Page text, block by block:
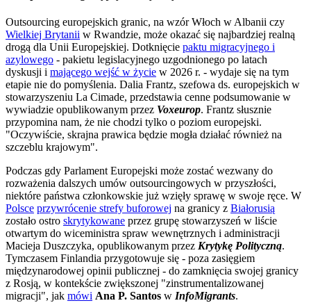
Outsourcing europejskich granic, na wzór Włoch w Albanii czy
Wielkiej Brytanii w Rwandzie, może okazać się najbardziej realną
drogą dla Unii Europejskiej. Dotknięcie paktu migracyjnego i
azylowego - pakietu legislacyjnego uzgodnionego po latach
dyskusji i mającego wejść w życie w 2026 r. - wydaje się na tym
etapie nie do pomyślenia. Dalia Frantz, szefowa ds. europejskich w
stowarzyszeniu La Cimade, przedstawia cenne podsumowanie w
wywiadzie opublikowanym przez Voxeurop. Frantz słusznie
przypomina nam, że nie chodzi tylko o poziom europejski.
"Oczywiście, skrajna prawica będzie mogła działać również na
szczeblu krajowym".
Podczas gdy Parlament Europejski może zostać wezwany do
rozważenia dalszych umów outsourcingowych w przyszłości,
niektóre państwa członkowskie już wzięły sprawę w swoje ręce. W
Polsce przywrócenie strefy buforowej na granicy z Białorusią
zostało ostro skrytykowane przez grupę stowarzyszeń w liście
otwartym do wiceministra spraw wewnętrznych i administracji
Macieja Duszczyka, opublikowanym przez Krytykę Polityczną.
Tymczasem Finlandia przygotowuje się - poza zasięgiem
międzynarodowej opinii publicznej - do zamknięcia swojej granicy
z Rosją, w kontekście zwiększonej "zinstrumentalizowanej
migracji", jak mówi Ana P. Santos w InfoMigrants.